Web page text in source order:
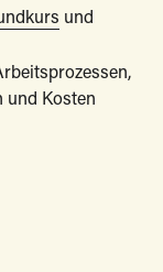
und
und Kosten